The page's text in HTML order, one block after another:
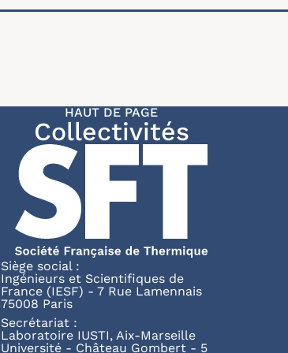
HAUT DE PAGE
Collectivités
Siège social :
Ingénieurs et Scientifiques de
France (IESF) - 7 Rue Lamennais
75008 Paris
Secrétariat :
Laboratoire IUSTI, Aix-Marseille
Université - Château Gombert - 5